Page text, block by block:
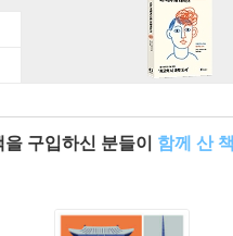
을 구입하신 분들이 함께 산 책